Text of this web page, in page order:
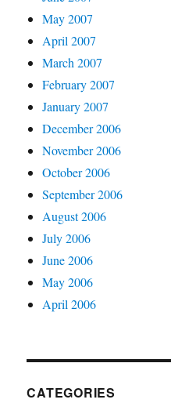
May 2007
April 2007
March 2007
February 2007
January 2007
December 2006
November 2006
October 2006
September 2006
August 2006
July 2006
June 2006
May 2006
April 2006
CATEGORIES